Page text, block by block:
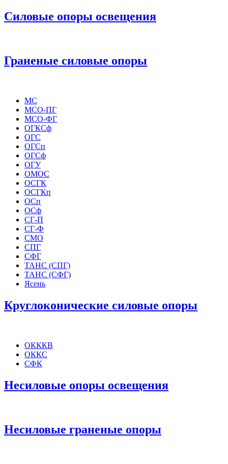
Силовые опоры освещения
Граненые силовые опоры
МС
МСО-ПГ
МСО-ФГ
ОГКСф
ОГС
ОГСп
ОГСф
ОГУ
ОМОС
ОСГК
ОСГКп
ОСп
ОСф
СГ-П
СГ-Ф
СМО
СПГ
СФГ
ТАНС (СПГ)
ТАНС (СФГ)
Ясень
Круглоконические силовые опоры
ОКККВ
ОККС
СФК
Несиловые опоры освещения
Несиловые граненые опоры